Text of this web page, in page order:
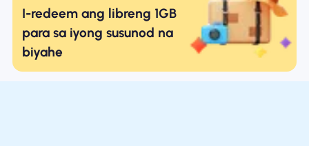
I-redeem ang libreng 1GB
para sa iyong susunod na
biyahe